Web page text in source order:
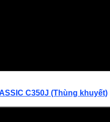
C350J (Thùng khuyết)